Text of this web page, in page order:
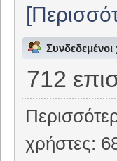
Συνδεδεμένοι
712
χρήστες: